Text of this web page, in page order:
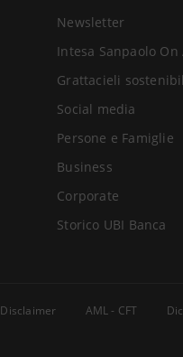
Newsletter
Intesa Sanpaolo On
Grattacieli
Social media
Persone e Famiglie
Business
Corporate
Storico UBI Banca
Disclaimer AML - CFT